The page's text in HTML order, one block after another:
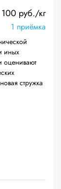
100 руб./кг
1 приёмка
иных
оценивают
стружка